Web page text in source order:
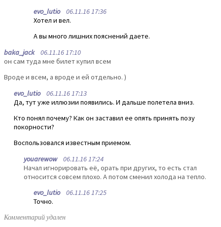
evo_lutio06.11.16 17:36
Хотел и вел.
А вы много лишних пояснений даете.
baka_jack06.11.16 17:10
он сам туда мне билет купил всем
Вроде и всем, а вроде и ей отдельно. )
evo_lutio06.11.16 17:13
Да, тут уже иллюзии появились. И дальше полетела вниз.
Кто понял почему? Как он заставил ее опять принять позу
покорности?
Воспользовался известным приемом.
youarewow06.11.16 17:24
Начал игнорировать её, орать при других, то есть стал
относится совсем плохо. А потом сменил холода на тепло.
evo_lutio06.11.16 17:25
Точно.
Комментарий удален